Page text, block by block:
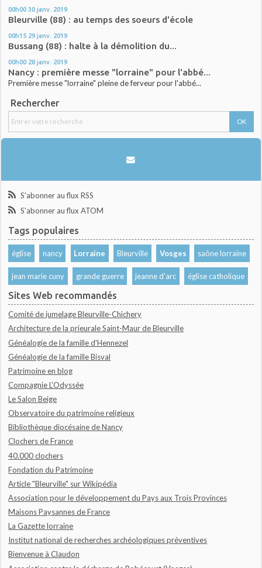
00h00 30 janv. 2019
Bleurville (88) : au temps des soeurs d'école
00h15 29 janv. 2019
Bussang (88) : halte à la démolition du...
00h00 28 janv. 2019
Nancy : première messe "lorraine" pour l'abbé...
Première messe "lorraine" pleine de ferveur pour l'abbé...
Rechercher
S'abonner au flux RSS
S'abonner au flux ATOM
Tags populaires
église nancy Lorraine Bleurville Vosges saône lorraine
jean marie cuny grande guerre jeanne d'arc église catholique
Sites Web recommandés
Comité de jumelage Bleurville-Chichery
Architecture de la prieurale Saint-Maur de Bleurville
Généalogie de la famille d'Hennezel
Généalogie de la famille Bisval
Patrimoine en blog
Compagnie L'Odyssée
Le Salon Beige
Observatoire du patrimoine religieux
Bibliothèque diocésaine de Nancy
Clochers de France
40.000 clochers
Fondation du Patrimoine
Article "Bleurville" sur Wikipédia
Association pour le développement du Pays aux Trois Provinces
Maisons Paysannes de France
La Gazette lorraine
Institut national de recherches archéologiques préventives
Bienvenue à Claudon